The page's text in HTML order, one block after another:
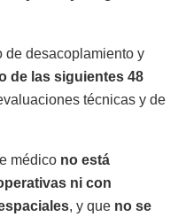
de desacoplamiento y
de las siguientes 48
técnicas y de
médico no está
ni con
, y que no se